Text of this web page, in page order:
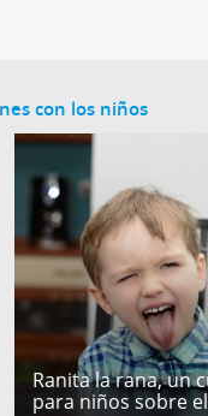
con los niños
Ranita la rana, un
para niños sobre